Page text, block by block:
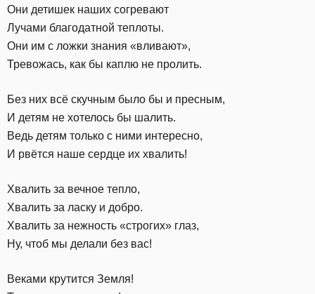
Они детишек наших согревают
Лучами благодатной теплоты.
Они им с ложки знания «вливают»,
Тревожась, как бы каплю не пролить.
Без них всё скучным было бы и пресным,
И детям не хотелось бы шалить.
Ведь детям только с ними интересно,
И рвётся наше сердце их хвалить!
Хвалить за вечное тепло,
Хвалить за ласку и добро.
Хвалить за нежность «строгих» глаз,
Ну, чтоб мы делали без вас!
Веками крутится Земля!